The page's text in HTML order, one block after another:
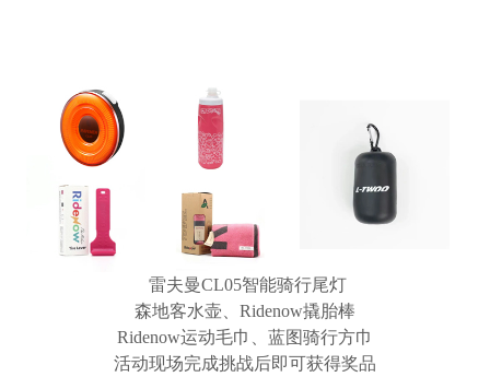
雷夫曼CL05智能骑行尾灯
森地客水壶、Ridenow撬胎棒
Ridenow运动毛巾、蓝图骑行方巾
活动现场完成挑战后即可获得奖品